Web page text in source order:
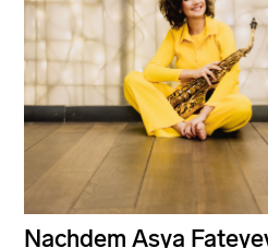
Nachdem Asya